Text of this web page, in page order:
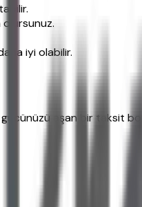
iyi olabilir.
gücünüzü aşan bir taksit